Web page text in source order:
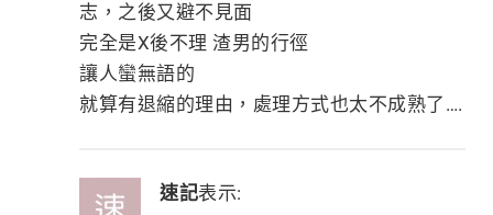
志，之後又避不見面
完全是X後不理 渣男的行徑
讓人蠻無語的
就算有退縮的理由，處理方式也太不成熟了….
速記表示: